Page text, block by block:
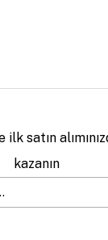
satın
kazanın